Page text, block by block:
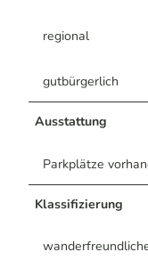
regional
gutbürgerlich
Ausstattung
Parkplätze
Klassifizierung